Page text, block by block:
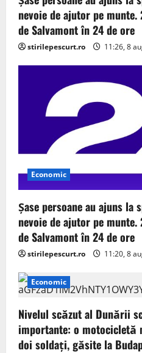
n
nevoie de ajutor pe munte.
de Salvamont în 24 de ore
stirilepescurt.ro 11:26, 8
Economic
Șase persoane au ajuns la
nevoie de ajutor pe munte.
de Salvamont în 24 de ore
stirilepescurt.ro 11:20, 8
Economic
Nivelul scăzut al Dunării
importante: o
doi soldați, găsite la